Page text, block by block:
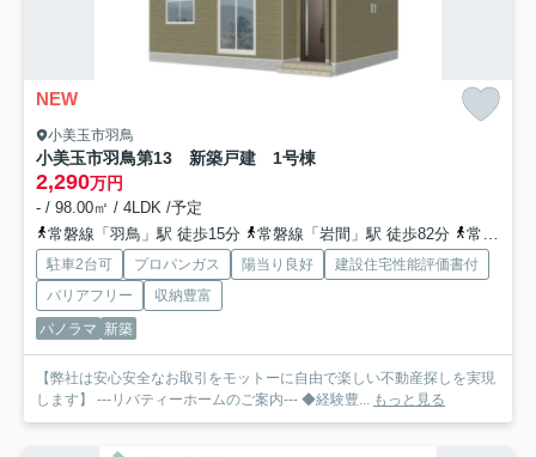
NEW
小美玉市羽鳥
小美玉市羽鳥第13 新築戸建 1号棟
2,290万円
- / 98.00㎡ / 4LDK /予定
常磐線「羽鳥」駅 徒歩15分
常磐線「岩間」駅 徒歩82分 常磐線「石岡」駅 徒歩97分
駐車2台可 プロパンガス 陽当り良好
建設住宅性能評価書付
バリアフリー
収納豊富
パノラマ 新築
【弊社は安心安全なお取引をモットーに自由で楽しい不動産探しを実現
します】 ---リバティーホームのご案内--- ◆経験豊...
もっと見る